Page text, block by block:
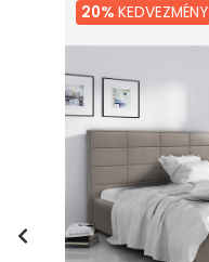
20% KEDVEZMÉNY